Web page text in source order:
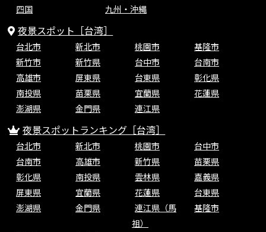
四国
九州・沖縄
夜景スポット［台湾］
台北市 新北市 桃園市
基隆市
新竹市
新竹県 台中市
台南市
高雄市
屏東県 台東県
彰化県
南投県
苗栗県 宜蘭県
花蓮県
澎湖県
金門県 連江県
夜景スポットランキング［台湾］
台北市 新北市 桃園市
台中市
台南市
高雄市 新竹県
苗栗県
彰化県
南投県 雲林県
嘉義県
屏東県
宜蘭県 花蓮県
台東県
澎湖県
金門県
連江県（馬
祖）
基隆市